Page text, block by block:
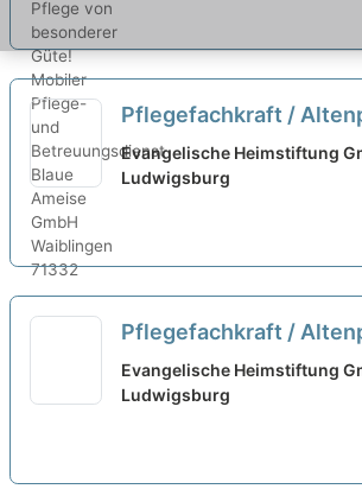
Pflegefachkraft /
Praxisanleitung (m/w/
Evangelische Heimstiftung
Ludwigsburg
Pflegefachkraft /
Praxisanleitung (m/w/
Evangelische Heimstiftung
Ludwigsburg